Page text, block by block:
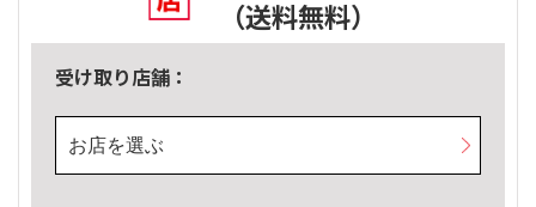
（送料無料）
受け取り店舗：
お店を選ぶ